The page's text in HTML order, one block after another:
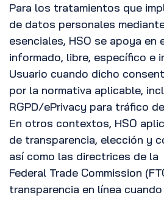
Para los tratamientos que
de datos personales
esenciales, HSO se apoya en
informado, libre, específico e
Usuario cuando dicho
por la normativa aplicable,
RGPD/ePrivacy para tráfico
En otros contextos, HSO
de transparencia, elección y
así como las directrices de la
Federal Trade Commission
transparencia en línea